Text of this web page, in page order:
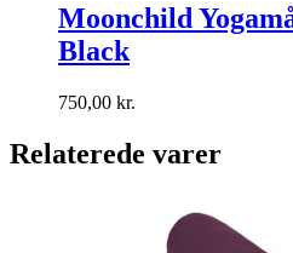
Moonchild
Black
750,00 kr.
Relaterede varer